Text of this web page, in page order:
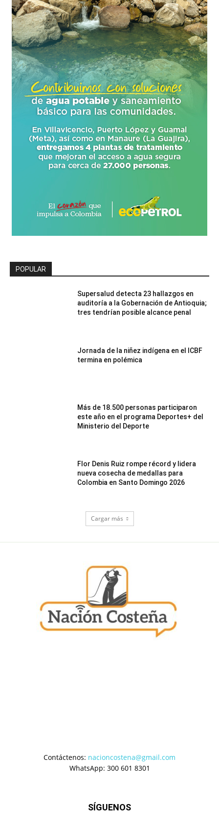
POPULAR
Supersalud detecta 23 hallazgos en
auditoría a la Gobernación de Antioquia;
tres tendrían posible alcance penal
Jornada de la niñez indígena en el ICBF
termina en polémica
Más de 18.500 personas participaron
este año en el programa Deportes+ del
Ministerio del Deporte
Flor Denis Ruiz rompe récord y lidera
nueva cosecha de medallas para
Colombia en Santo Domingo 2026
Cargar más
Contáctenos: nacioncostena@gmail.com
WhatsApp: 300 601 8301
SÍGUENOS